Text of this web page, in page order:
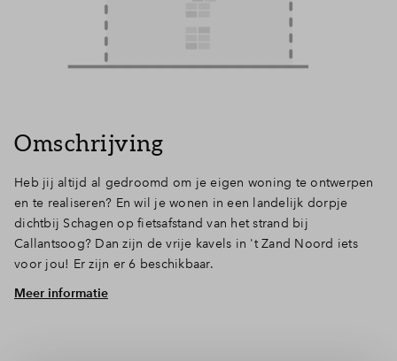
Omschrijving
Heb jij altijd al gedroomd om je eigen woning te ontwerpen
en te realiseren? En wil je wonen in een landelijk dorpje
dichtbij Schagen op fietsafstand van het strand bij
Callantsoog? Dan zijn de vrije kavels in 't Zand Noord iets
voor jou! Er zijn er 6 beschikbaar.
Met een vrije kavel in 't Zand Noord maak jij van jouw
Meer informatie